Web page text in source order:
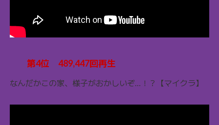
第4位 489,447回再生
なんだかこの家、様子がおかしいぞ…！？【マイクラ】